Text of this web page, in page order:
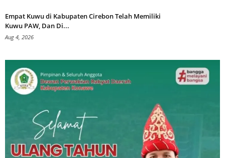
Empat Kuwu di Kabupaten Cirebon Telah Memiliki
Kuwu PAW, Dan Di...
Aug 4, 2026